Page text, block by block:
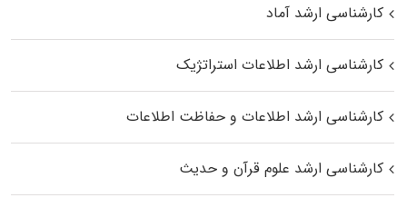
کارشناسی ارشد آماد
کارشناسی ارشد اطلاعات استراتژیک
کارشناسی ارشد اطلاعات و حفاظت اطلاعات
کارشناسی ارشد علوم قرآن و حدیث